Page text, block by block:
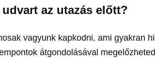
az utazás előtt?
vagyunk kapkodni, ami gyakran
átgondolásával